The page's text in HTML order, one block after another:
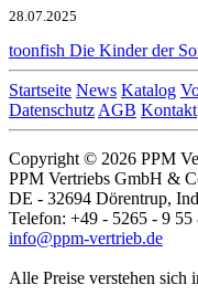
28.07.2025
toonfish Die Kinder der
Startseite News Katalog
Datenschutz AGB Kontakt
Copyright © 2026 PPM
PPM Vertriebs GmbH &
DE - 32694 Dörentrup,
Telefon: +49 - 5265 - 9
info@ppm-vertrieb.de
Alle Preise verstehen sich